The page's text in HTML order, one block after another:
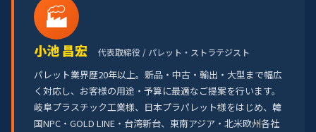
🏭
小池 昌宏 代表取締役 / パレット・ストラテジスト
パレット業界歴20年以上。新品・中古・輸出・大型まで幅広
く対応し、お客様の用途・予算に最適なご提案を行います。
岐阜プラスチック工業様、日本プラパレット様をはじめ、韓
国NPC・GOLD LINE・台湾新台、東南アジア・北米欧州各社